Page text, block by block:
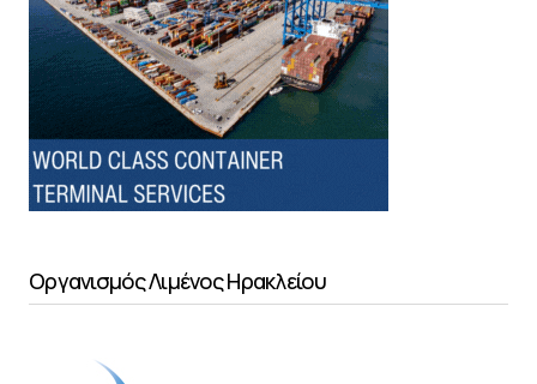
Οργανισμός Λιμένος Ηρακλείου